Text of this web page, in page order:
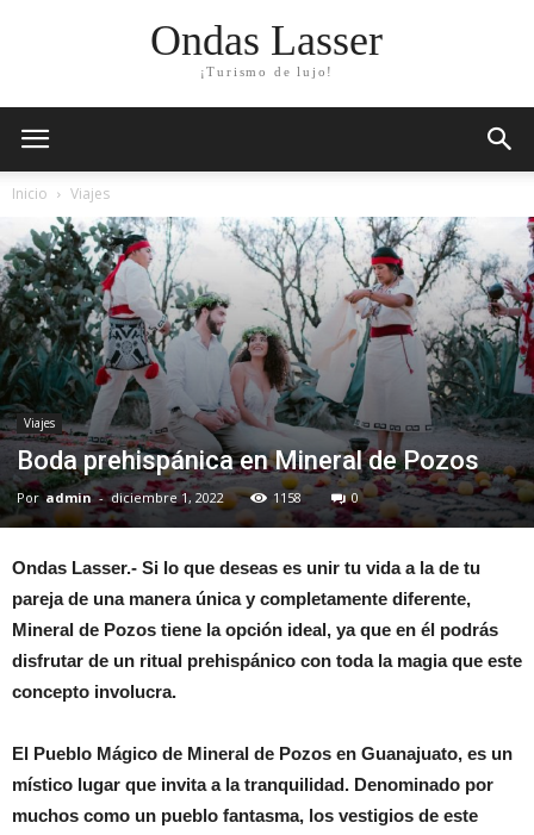
Ondas Lasser
¡Turismo de lujo!
Inicio Viajes
Viajes
Boda prehispánica en Mineral de Pozos
Por admin - diciembre 1, 2022 1158 0
Ondas Lasser.- Si lo que deseas es unir tu vida a la de tu
pareja de una manera única y completamente diferente,
Mineral de Pozos tiene la opción ideal, ya que en él podrás
disfrutar de un ritual prehispánico con toda la magia que este
concepto involucra.
El Pueblo Mágico de Mineral de Pozos en Guanajuato, es un
místico lugar que invita a la tranquilidad. Denominado por
muchos como un pueblo fantasma, los vestigios de este